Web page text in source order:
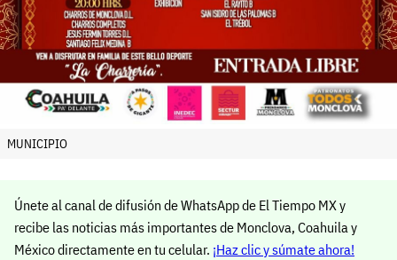
MUNICIPIO
Únete al canal de difusión de WhatsApp de El Tiempo MX y
recibe las noticias más importantes de Monclova, Coahuila y
México directamente en tu celular. ¡Haz clic y súmate ahora!